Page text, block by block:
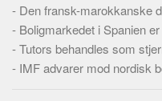
- Den fransk-marokkanske
- Boligmarkedet i Spanien
-Tutors behandles som
- IMF advarer mod nordisk